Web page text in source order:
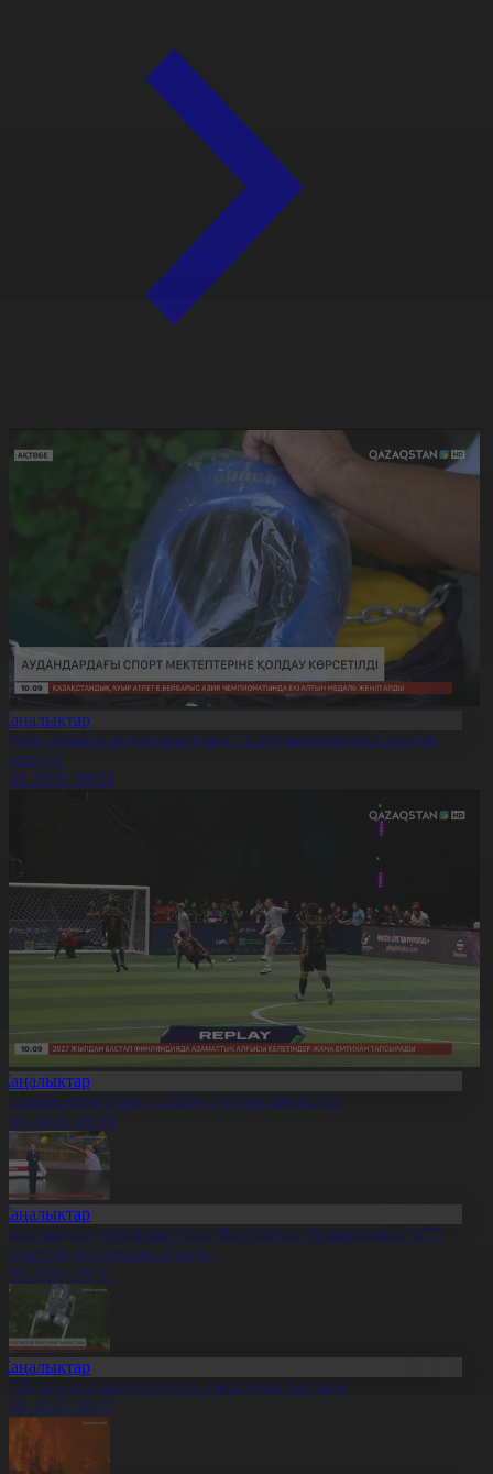
облысы аудандарындағы спорт мектептеріне қолдау
09:58
ойындары – 2026» турнирі аяқталды
09:58
теннисші Соня Жиенбаева Испаниядағы W75
жеңімпазы атанды
09:57
та күзетшілерді робот алмастыра бастады
09:55